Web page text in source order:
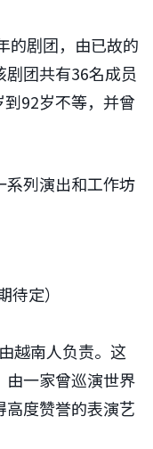
的剧团，由已故的
团共有36名成员
到92岁不等，并曾
系列演出和工作坊
定）
越南人负责。这
由一家曾巡演世界
度赞誉的表演艺